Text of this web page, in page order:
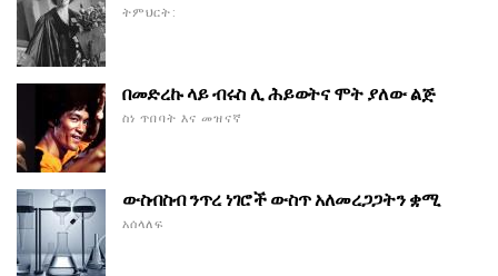
ትምህርት:
በመድረኩ ላይ ብሩስ ሊ ሕይወትና ሞት ያለው ልጅ
ስነ ጥበባት እና መዝናኛ
ውስብስብ ንጥረ ነገሮች ውስጥ አለመረጋጋትን ቋሚ
አሰላለፍ